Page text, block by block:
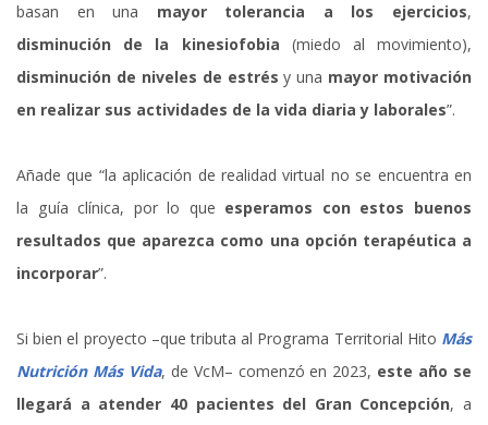
basan en una mayor tolerancia a los ejercicios,
disminución de la kinesiofobia (miedo al movimiento),
disminución de niveles de estrés y una mayor motivación
en realizar sus actividades de la vida diaria y laborales”.
Añade que “la aplicación de realidad virtual no se encuentra en
la guía clínica, por lo que esperamos con estos buenos
resultados que aparezca como una opción terapéutica a
incorporar”.
Si bien el proyecto –que tributa al Programa Territorial Hito Más
Nutrición Más Vida, de VcM– comenzó en 2023, este año se
llegará a atender 40 pacientes del Gran Concepción, a